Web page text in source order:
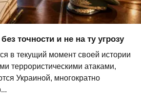
точности и не на ту угрозу
в текущий момент своей истории
террористическими атаками,
Украиной, многократно